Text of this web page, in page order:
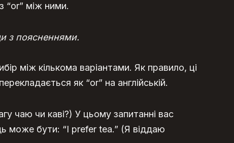
“or” між ними.
з поясненнями.
між кількома варіантами. Як правило, ці
як “or” на англійській.
чаю чи каві?) У цьому запитанні вас
може бути: “I prefer tea.” (Я віддаю